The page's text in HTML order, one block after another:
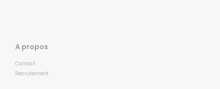
A propos
Contact
Recrutement